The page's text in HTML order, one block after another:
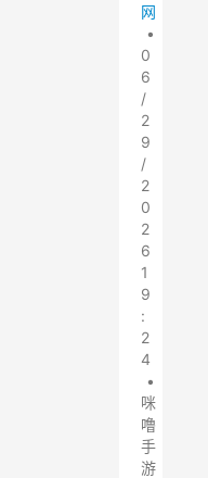
网
•
0
6
/
2
9
/
2
0
2
6
1
9
:
2
4
•
咪
噜
手
游